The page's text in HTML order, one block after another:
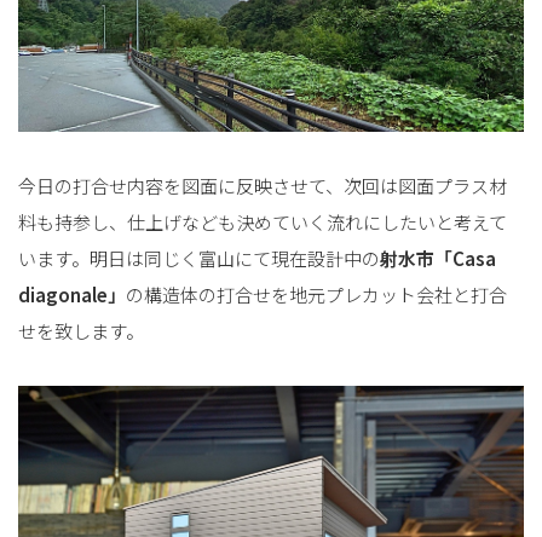
今日の打合せ内容を図面に反映させて、次回は図面プラス材
料も持参し、仕上げなども決めていく流れにしたいと考えて
います。明日は同じく富山にて現在設計中の射水市「Casa
diagonale」 の構造体の打合せを地元プレカット会社と打合
せを致します。